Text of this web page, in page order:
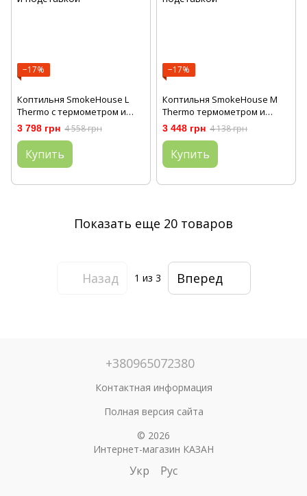
−17%
Коптильня SmokeHouse L
Thermo с термометром и
подставкой
3 798 грн 4 558 грн
Купить
−17%
Коптильня SmokeHouse M
Thermo термометром и
подставкой
3 448 грн 4 138 грн
Купить
Показать еще 20 товаров
Назад 1 из 3 Вперед
+380965072380
Контактная информация
Полная версия сайта
© 2026
Интернет-магазин КАЗАН
Укр Рус